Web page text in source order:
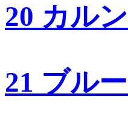
20 カル
21 ブル